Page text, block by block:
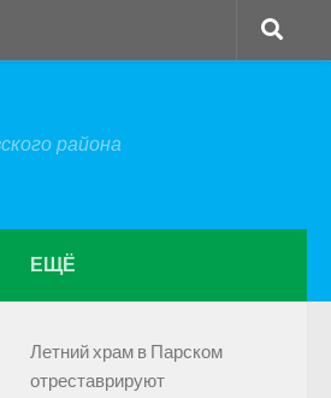
района
ЕЩЁ
Летний храм в Парском
отреставрируют